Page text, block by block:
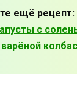
ещё рецепт:
с